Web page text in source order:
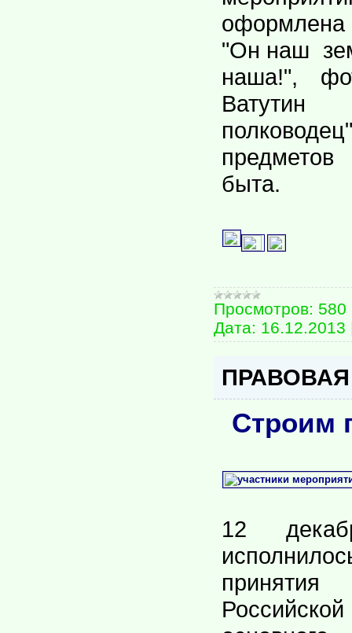
оформлена
"Он наш
наша!",
быта.
Просмотров: 580
Дата: 16.12.2013
ПРАВОВАЯ
Строим
12